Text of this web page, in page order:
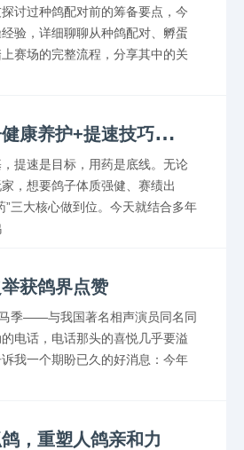
讨过种鸽配对前的筹备要点，今
验，详细聊聊从种鸽配对、孵蛋
赛场的完整流程，分享其中的关
鸽
友必看！鸽子健康养护+提速技巧全攻略
提速是目标，用药是底线。无论
，想要鸽子体质强健、赛绩出
”三大核心做到位。今天就结合多年
获鸽界点赞
季——与我国著名相声演员同名同
电话，电话那头的喜悦几乎要溢
我一个期盼已久的好消息：今年
，重塑人鸽亲和力